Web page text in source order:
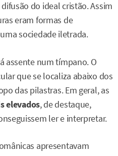
do ideal cristão. Assim
eram formas de
sociedade iletrada.
assente num tímpano. O
que se localiza abaixo dos
das pilastras. Em geral, as
elevados, de destaque,
ler e interpretar.
apresentavam